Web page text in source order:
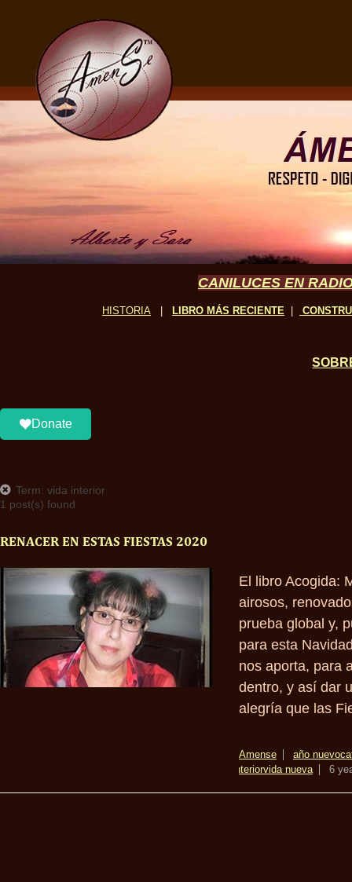
CANILUCES EN
HISTORIA LIBRO MÁS RECIENTE
Donate
Term: vida interior
1 post(s) found
RENACER EN ESTAS FIESTAS 2020
El libro Acogida:
airosos,
prueba global y,
para esta
nos aporta, para
dentro, y así dar
alegría que las
Amense año nuevo
interiorvida nueva 6